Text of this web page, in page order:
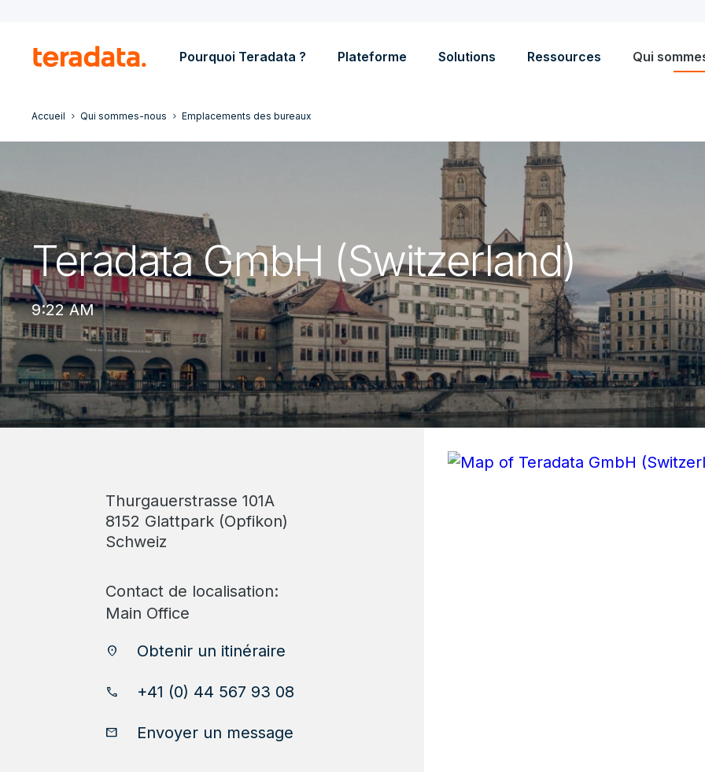
Pourquoi Teradata ? Plateforme Solutions Ressources Qui
Accueil Qui sommes-nous Emplacements des bureaux
Teradata GmbH (Switzerland)
9:22 AM
Thurgauerstrasse 101A
8152 Glattpark (Opfikon)
Schweiz
Contact de localisation:
Main Office
location_on Obtenir un itinéraire
phone +41 (0) 44 567 93 08
email Envoyer un message